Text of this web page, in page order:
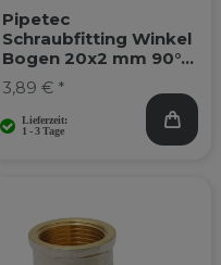
Pipetec
Schraubfitting Winkel
Bogen 20x2 mm 90°
1/2 Zoll AG
3,89 € *